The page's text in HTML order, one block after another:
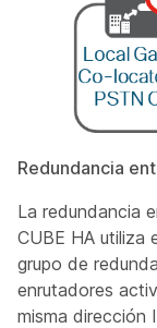
Redundancia
La redundancia
CUBE HA utiliza
grupo de
enrutadores
misma dirección